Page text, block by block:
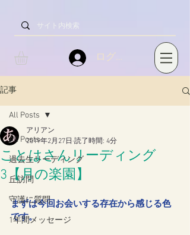
ログイン
記事
All Posts
過去生リーディング
丘訪問
守護に質問
1年間メッセージ
All Posts
ことはさんリーディング
3【月の楽園】
アリアン
2019年2月27日 読了時間: 4分
まずは今回お会いする存在から感じる色
です。